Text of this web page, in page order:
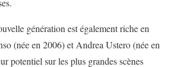
génération est également riche en
(née en 2006) et Andrea Ustero (née en
potentiel sur les plus grandes scènes